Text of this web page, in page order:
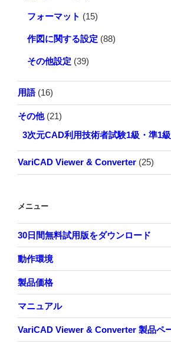
フォーマット (15)
作図に関する設定 (88)
その他設定 (39)
用語(16)
その他(21)
3次元CAD利用技術者試験1級・準1
VariCAD Viewer & Converter (25)
メニュー
30日間無料試用版をダウンロード
動作環境
製品価格
マニュアル
VariCAD Viewer & Converter 製品ペ